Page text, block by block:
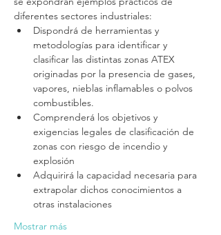
diferentes sectores industriales:
Dispondrá de herramientas y
metodologías para identificar y
clasificar las distintas zonas ATEX
originadas por la presencia de gases,
vapores, nieblas inflamables o polvos
combustibles.
Comprenderá los objetivos y
exigencias legales de clasificación de
zonas con riesgo de incendio y
explosión
Adquirirá la capacidad necesaria para
extrapolar dichos conocimientos a
otras instalaciones
Mostrar más